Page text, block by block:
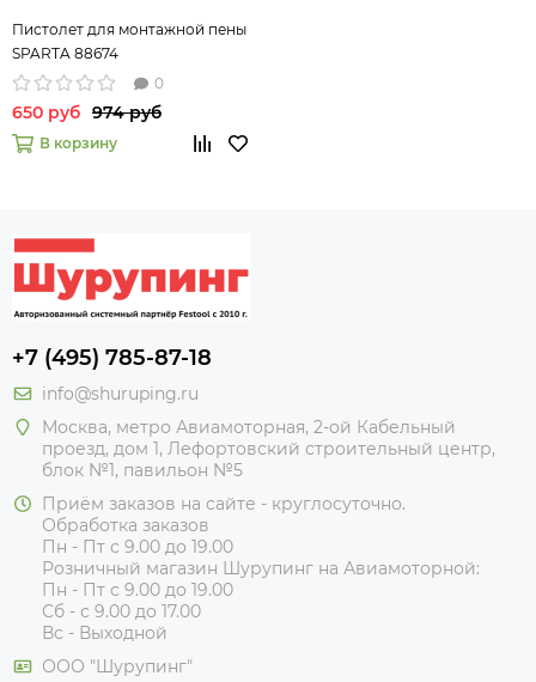
Пистолет для монтажной пены
SPARTA 88674
0
650 руб 974 руб
В корзину
+7 (495) 785-87-18
info@shuruping.ru
Москва, метро Авиамоторная, 2-ой Кабельный
проезд, дом 1, Лефортовский строительный центр,
блок №1, павильон №5
Приём заказов на сайте - круглосуточно.
Обработка заказов
Пн - Пт с 9.00 до 19.00
Розничный магазин Шурупинг на Авиамоторной:
Пн - Пт с 9.00 до 19.00
Сб - с 9.00 до 17.00
Вс - Выходной
ООО "Шурупинг"